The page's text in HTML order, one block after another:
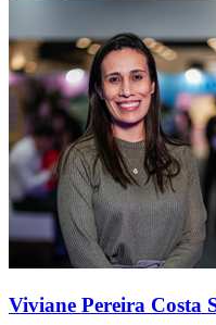
Viviane Pereira Costa